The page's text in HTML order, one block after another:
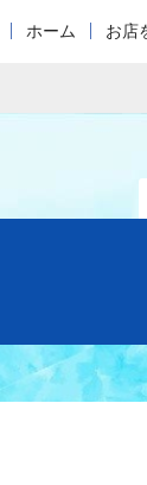
ホーム お店